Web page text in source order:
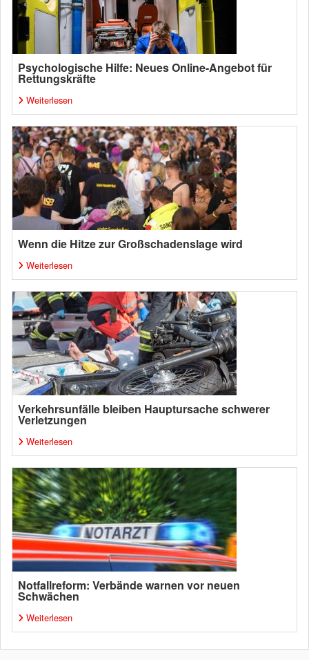
Psychologische Hilfe: Neues Online-Angebot für
Rettungskräfte
Weiterlesen
Wenn die Hitze zur Großschadenslage wird
Weiterlesen
Verkehrsunfälle bleiben Hauptursache schwerer
Verletzungen
Weiterlesen
Notfallreform: Verbände warnen vor neuen
Schwächen
Weiterlesen